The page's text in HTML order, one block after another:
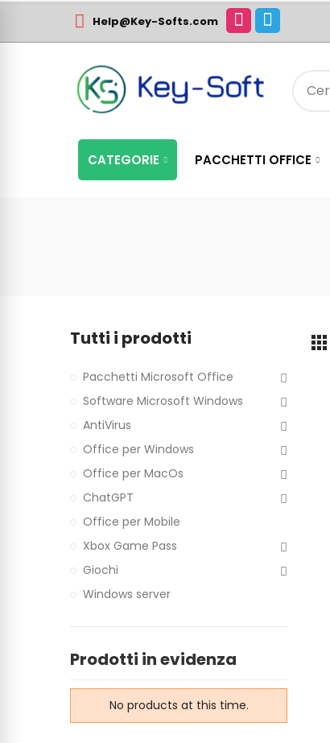
Help@Key-Softs.com
CATEGORIE PACCHETTI OFFICE
Tutti i prodotti
Pacchetti Microsoft Office
Software Microsoft Windows
AntiVirus
Office per Windows
Office per MacOs
ChatGPT
Office per Mobile
Xbox Game Pass
Giochi
Windows server
Prodotti in evidenza
No products at this time.